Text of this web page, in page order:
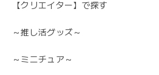
【クリエイター】で探す
～推し活グッズ～
～ミニチュア～